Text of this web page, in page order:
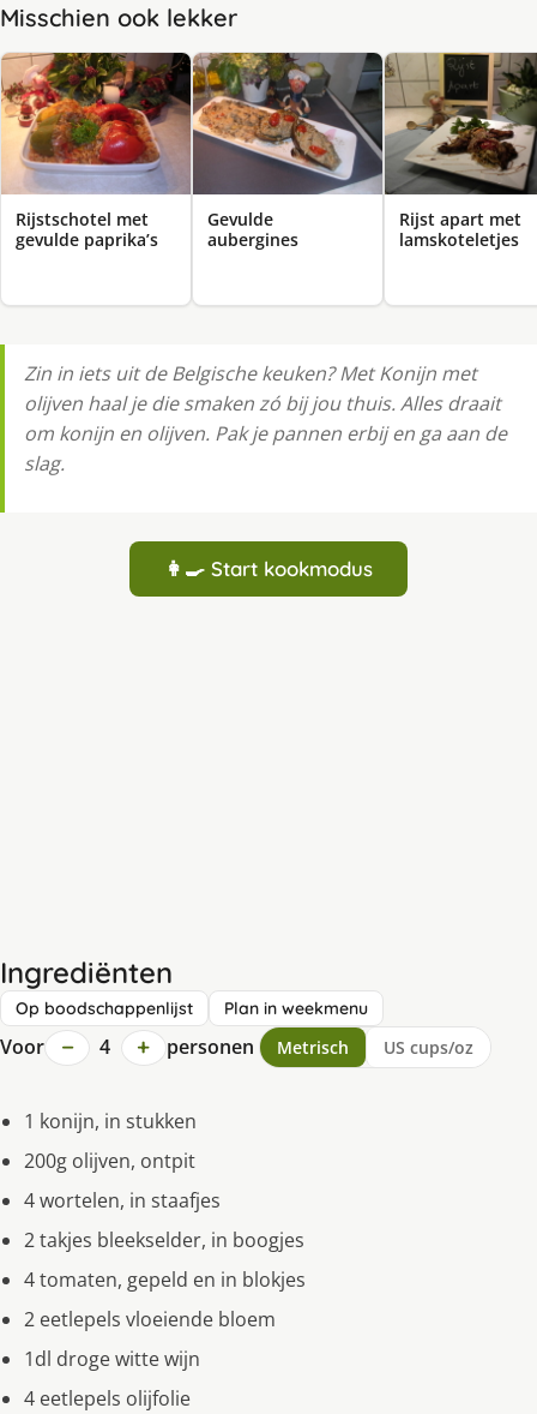
Misschien ook lekker
Rijstschotel met
gevulde paprika’s
Gevulde
aubergines
Rijst apart met
lamskoteletjes
Zin in iets uit de Belgische keuken? Met Konijn met
olijven haal je die smaken zó bij jou thuis. Alles draait
om konijn en olijven. Pak je pannen erbij en ga aan de
slag.
👩‍🍳 Start kookmodus
Ingrediënten
Op boodschappenlijst Plan in weekmenu
Voor − 4 + personen Metrisch US cups/oz
1 konijn, in stukken
200g olijven, ontpit
4 wortelen, in staafjes
2 takjes bleekselder, in boogjes
4 tomaten, gepeld en in blokjes
2 eetlepels vloeiende bloem
1dl droge witte wijn
4 eetlepels olijfolie